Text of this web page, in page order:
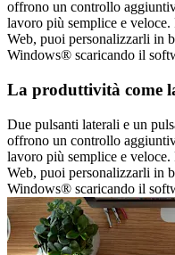
offrono un controllo
lavoro più semplice e
Web, puoi personalizzarli in
Windows® scaricando il
La produttività come
Due pulsanti laterali e un
offrono un controllo
lavoro più semplice e
Web, puoi personalizzarli in
Windows® scaricando il